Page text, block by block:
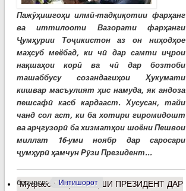
Пажӯҳишгоҳи илмӣ-тадқиқотии фарҳанг
ва иттилооти Вазорати фарҳанги
Ҷумҳурии Тоҷикистон аз он ниҳодҳое
маҳсуб меёбад, ки чӣ дар самти иҷрои
нақшаҳои корӣ ва чӣ дар бозтоби
ташаббусу созандагиҳои Ҳукумати
кишвар масъулият ҳис намуда, як андоза
пешсафӣ касб кардааст. Хусусан, тайи
чанд сол аст, ки ба хотири гиромидошт
ва арҷгузорӣ ба хизматҳои шоёни Пешвои
миллат 16-уми ноябр дар саросари
ҷумҳурӣ ҳамчун Рӯзи Президент...
барчасп: Интишорот
Муфассалтаро НАҚШИ ПРЕЗИДЕНТ ДАР